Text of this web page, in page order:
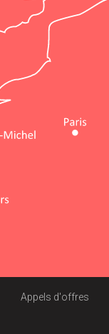
Appels d'offres